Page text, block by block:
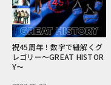
【グレゴリーのロゴを隠す
と…】やっぱりグレゴリ
ー！ってすごくない？【ビ
ギン別注】